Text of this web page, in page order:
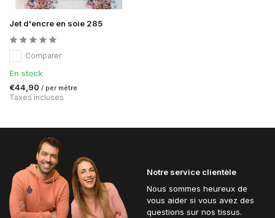
Jet d'encre en soie 285
Comparer
En stock
€44,90 / per mètre
Taxes incluses
Notre service clientèle
Nous sommes heureux de
vous aider si vous avez des
questions sur nos tissus.